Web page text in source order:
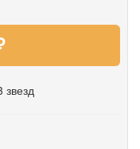
звезд